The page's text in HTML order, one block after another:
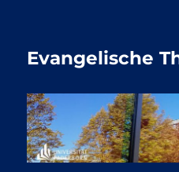
Evangelische